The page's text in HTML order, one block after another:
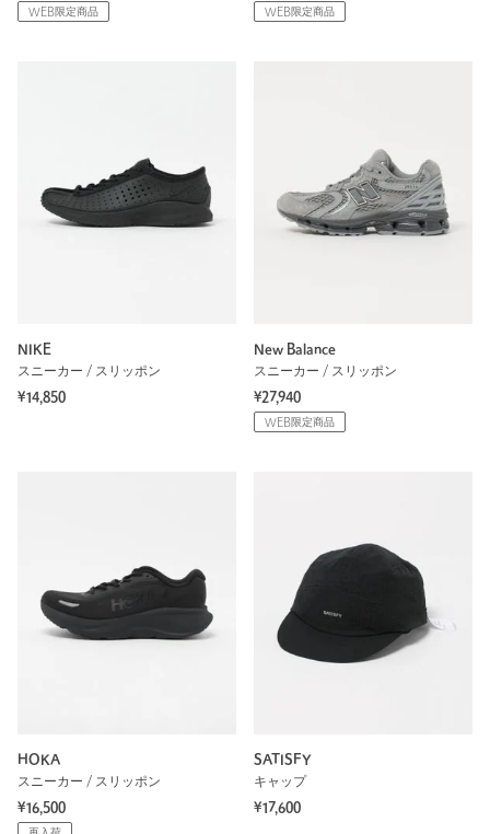
WEB限定商品 WEB限定商品
NIKE
スニーカー / スリッポン
¥14,850
New Balance
スニーカー / スリッポン
¥27,940
WEB限定商品
HOKA
スニーカー / スリッポン
¥16,500
SATISFY
キャップ
¥17,600